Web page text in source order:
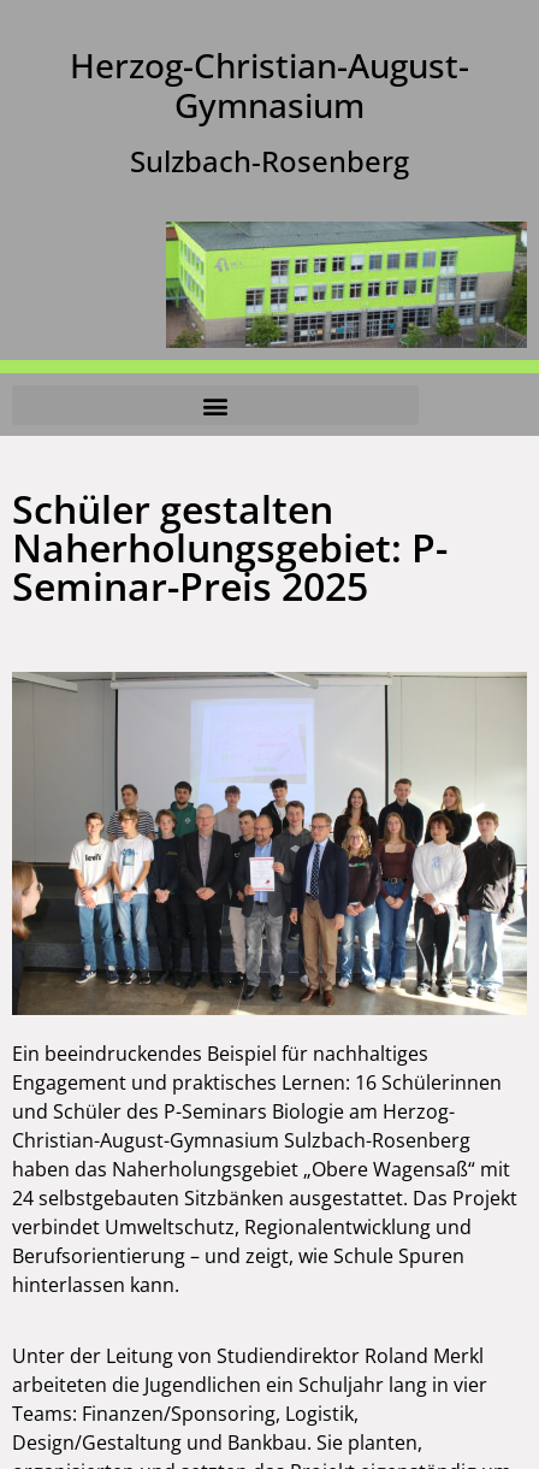
Herzog-Christian-August-
Gymnasium
Sulzbach-Rosenberg
Schüler gestalten
Naherholungsgebiet: P-
Seminar-Preis 2025
Ein beeindruckendes Beispiel für nachhaltiges
Engagement und praktisches Lernen: 16 Schülerinnen
und Schüler des P-Seminars Biologie am Herzog-
Christian-August-Gymnasium Sulzbach-Rosenberg
haben das Naherholungsgebiet „Obere Wagensaß“ mit
24 selbstgebauten Sitzbänken ausgestattet. Das Projekt
verbindet Umweltschutz, Regionalentwicklung und
Berufsorientierung – und zeigt, wie Schule Spuren
hinterlassen kann.
Unter der Leitung von Studiendirektor Roland Merkl
arbeiteten die Jugendlichen ein Schuljahr lang in vier
Teams: Finanzen/Sponsoring, Logistik,
Design/Gestaltung und Bankbau. Sie planten,